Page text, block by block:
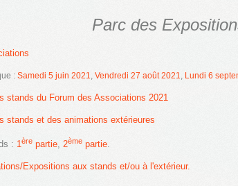
Parc des
: Samedi 5 juin 2021 Vendredi 27 août 2021 Lundi 6
stands du Forum des Associations 2021
stands et des animations extérieures
: 1 ère partie 2ème partie
Expositions aux stands et/ou à l'extérieur.